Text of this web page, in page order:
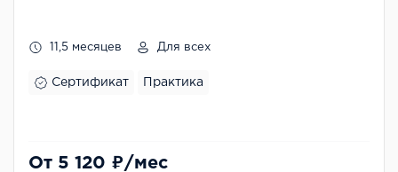
11,5 месяцев Для всех
Сертификат Практика
От 5 120 ₽/мес